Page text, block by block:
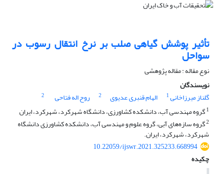
تأثیر پوشش گیاهی صلب بر نرخ انتقال رسوب در
سواحل
نوع مقاله : مقاله پژوهشی
نویسندگان
گلناز میرزاخانی1 الهام قنبری عدیوی 2 روح اله فتاحی
2
1گروه مهندسی آب، دانشکده کشاورزی، دانشگاه شهرکرد، شهرکرد، ایران
2گروه سازه‌های آبی، گروه علوم و مهندسی آب، دانشکده کشاورزی دانشگاه
شهرکرد، شهرکرد، ایران.
10.22059/ijswr.2021.325233.668994
چکیده